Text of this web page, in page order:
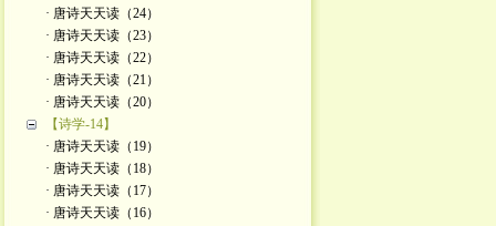
· 唐诗天天读（24）
· 唐诗天天读（23）
· 唐诗天天读（22）
· 唐诗天天读（21）
· 唐诗天天读（20）
【诗学-14】
· 唐诗天天读（19）
· 唐诗天天读（18）
· 唐诗天天读（17）
· 唐诗天天读（16）